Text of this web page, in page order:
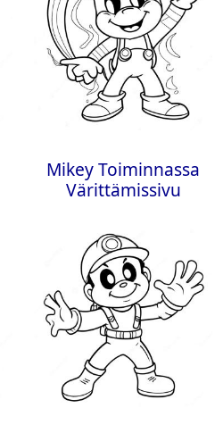
Mikey Toiminnassa
Värittämissivu